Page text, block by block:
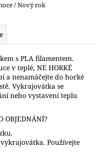
/ Nový rok
s PLA filamentem.
v teplé, NE HORKÉ
a nenamáčejte do horké
Vykrajovátka se
nebo vystavení teplu
OBJEDNÁNÍ?
Používejte